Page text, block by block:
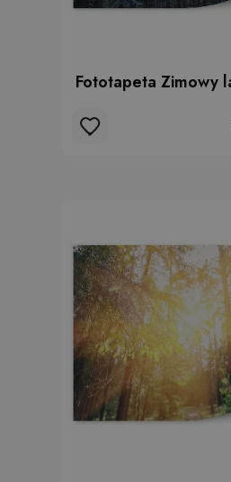
Fototapeta Zimowy